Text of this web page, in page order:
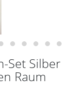
Set
Raum